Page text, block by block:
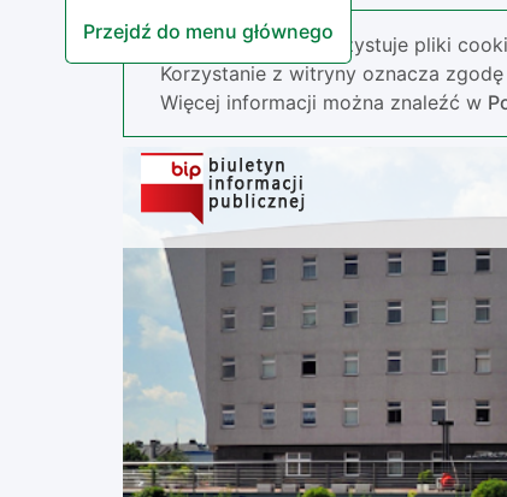
Przejdź do menu głównego
Nasza strona wykorzystuje pliki
Korzystanie z witryny oznacza
Więcej informacji można znaleźć w